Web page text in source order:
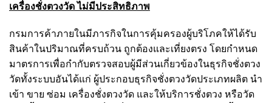
เครื่องชั่งตวงวัด ไม่มีประสิทธิภาพ
กรมการค้าภายในมีภารกิจในการคุ้มครองผู้บริโภคให้ได้รับ
สินค้าในปริมาณที่ครบถ้วน ถูกต้องและเที่ยงตรง โดยกำหนด
มาตรการเพื่อกำกับตรวจสอบผู้มีส่วนเกี่ยวข้องในธุรกิจชั่งตวง
วัดทั้งระบบอันได้แก่ ผู้ประกอบธุรกิจชั่งตวงวัดประเภทผลิต นำ
เข้า ขาย ซ่อม เครื่องชั่งตวงวัด และให้บริการชั่งตวง หรือวัด